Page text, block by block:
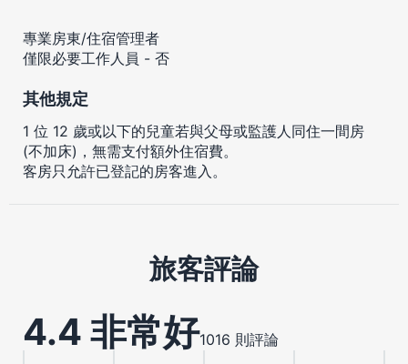
專業房東/住宿管理者
僅限必要工作人員 - 否
其他規定
1 位 12 歲或以下的兒童若與父母或監護人同住一間房
(不加床)，無需支付額外住宿費。
客房只允許已登記的房客進入。
旅客評論
4.4 非常好1016 則評論